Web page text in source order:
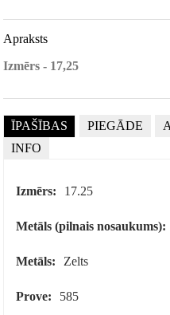
Apraksts
Izmērs - 17,25
ĪPAŠĪBAS PIEGĀDE
INFO
Izmērs: 17.25
Metāls (pilnais nosaukums):
Metāls: Zelts
Prove: 585